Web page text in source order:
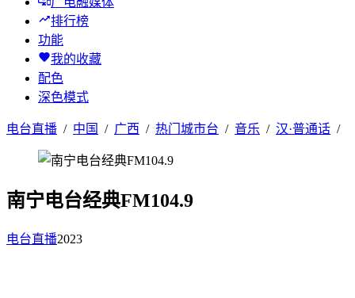
排行榜
功能
我的收藏
配色
深色模式
电台直播 / 中国 / 广西 / 热门城市台 / 音乐 / 汉·普通话 /
南宁电台经典FM104.9
电台直播2023